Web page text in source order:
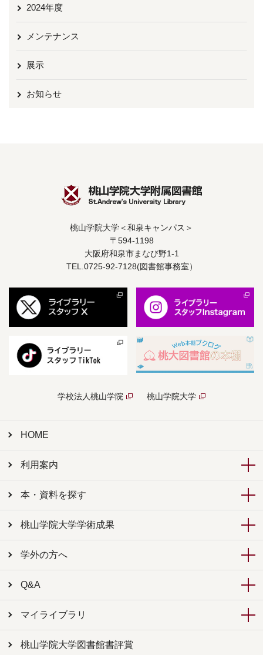
2024年度
メンテナンス
展示
お知らせ
桃山学院大学＜和泉キャンパス＞
〒594-1198
大阪府和泉市まなび野1-1
TEL.0725-92-7128(図書館事務室）
学校法人桃山学院 桃山学院大学
HOME
利用案内
本・資料を探す
桃山学院大学学術成果
学外の方へ
Q&A
マイライブラリ
桃山学院大学図書館書評賞